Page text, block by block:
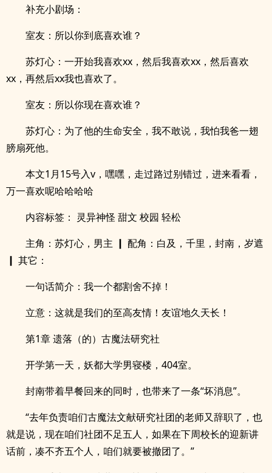
补充小剧场：
室友：所以你到底喜欢谁？
苏灯心：一开始我喜欢xx，然后我喜欢xx，然后喜欢
xx，再然后xx我也喜欢了。
室友：所以你现在喜欢谁？
苏灯心：为了他的生命安全，我不敢说，我怕我爸一翅
膀扇死他。
本文1月15号入v，嘿嘿，走过路过别错过，进来看看，
万一喜欢呢哈哈哈哈
内容标签： 灵异神怪 甜文 校园 轻松
主角：苏灯心，男主 ┃ 配角：白及，千里，封南，岁遮
┃ 其它：
一句话简介：我一个都割舍不掉！
立意：这就是我们的至高友情！友谊地久天长！
第1章 遗落（的）古魔法研究社
开学第一天，妖都大学男寝楼，404室。
封南带着早餐回来的同时，也带来了一条“坏消息”。
“去年负责咱们古魔法文献研究社团的老师又辞职了，也
就是说，现在咱们社团不足五人，如果在下周校长的迎新讲
话前，凑不齐五个人，咱们就要被撤团了。”